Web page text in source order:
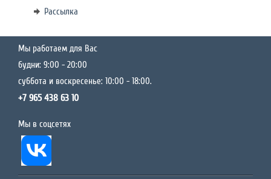
Рассылка
Мы работаем для Вас
будни: 9:00 - 20:00
суббота и воскресенье: 10:00 - 18:00.
+7 965 438 63 10
Мы в соцсетях